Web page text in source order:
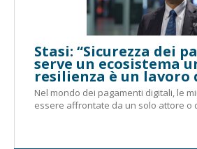
Stasi: “Sicurezza dei
serve un ecosistema
resilienza è un lavoro
Nel mondo dei pagamenti digitali, le
essere affrontate da un solo attore o